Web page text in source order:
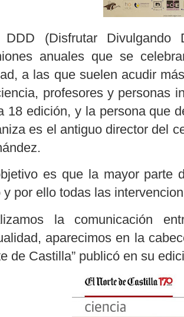
DDD (Disfrutar Divulgando
anuales que se
a las que suelen acudir
profesores y personas
18 edición, y la persona que
es el antiguo director del
es que la mayor parte
y por ello todas las
la comunicación
aparecimos en la
de Castilla” publicó en su